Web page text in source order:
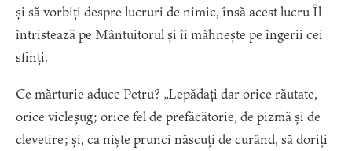
și să vorbiți despre lucruri de nimic, însă acest lucru Îl
întristează pe Mântuitorul și îi mâhnește pe îngerii cei
sfinți.
Ce mărturie aduce Petru? „Lepădați dar orice răutate,
orice vicleșug; orice fel de prefăcătorie, de pizmă și de
clevetire; și, ca niște prunci născuți de curând, să doriți